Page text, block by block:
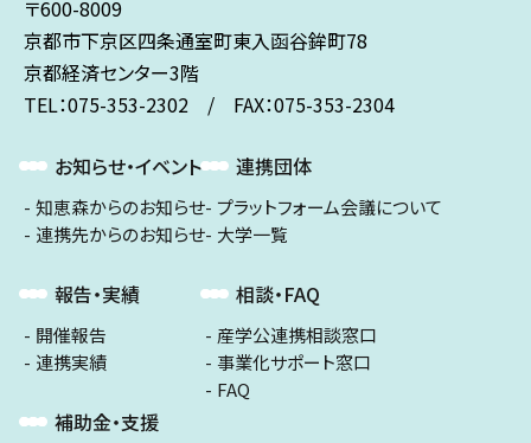
〒600-8009
京都市下京区四条通室町東入函谷鉾町78
京都経済センター3階
TEL：075-353-2302 / FAX：075-353-2304
お知らせ・イベント
知恵森からのお知らせ
連携先からのお知らせ
報告・実績
開催報告
連携実績
補助金・支援
連携団体
プラットフォーム会議について
大学一覧
相談・FAQ
産学公連携相談窓口
事業化サポート窓口
FAQ